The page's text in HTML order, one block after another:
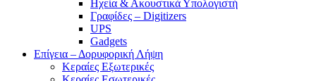
Ηχεία & Ακουστικά Υπολογιστή
Γραφίδες – Digitizers
UPS
Gadgets
Επίγεια – Δορυφορική Λήψη
Κεραίες Εξωτερικές